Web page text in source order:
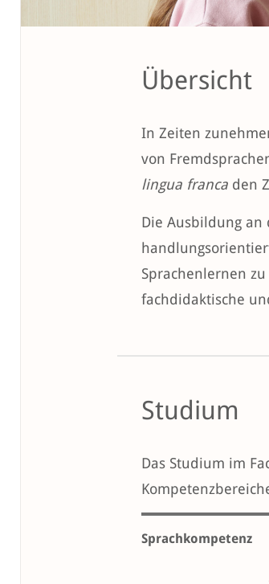
Übersicht
In Zeiten
von
lingua franca den
Die Ausbildung
Sprachenlernen
fachdidaktische
Studium
Das Studium im
Sprachkompetenz